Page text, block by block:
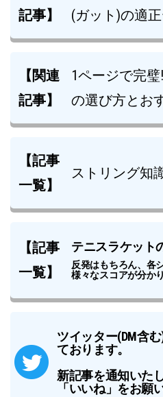
記事】
(ガット)の適
【関連
記事】
1ページで完
の選び方とお
【記事
一覧】
ストリング知
【記事
一覧】
テニスラケット
反発はもちろん、各
様々なスコアが分か
ツイッター(DM含
ております。
新記事を通知いた
「いいね」をお願